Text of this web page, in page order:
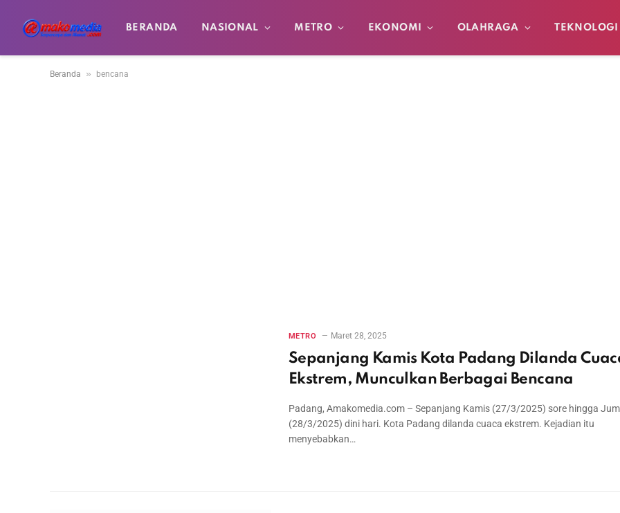
BERANDA NASIONAL METRO EKONOMI OLAHRAGA TEKNOLOGI
Beranda » bencana
METRO Maret 28, 2025
Sepanjang Kamis Kota Padang Dilanda
Ekstrem, Munculkan Berbagai Bencana
Padang, Amakomedia.com – Sepanjang Kamis (27/3/2025) sore hingga
(28/3/2025) dini hari. Kota Padang dilanda cuaca ekstrem. Kejadian itu
menyebabkan…